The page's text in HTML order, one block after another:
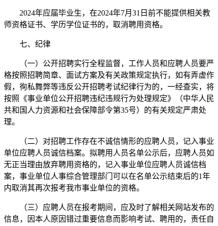
2024年应届毕业生，在2024年7月31日前不能提供相关教
师资格证书、学历学位证书的，取消聘用资格。
七、纪律
（一）公开招聘实行全程监督，工作人员和应聘人员要严
格按照招聘简章、面试方案及有关政策规定执行，如有弄虚作
假，徇私舞弊等违反公开招聘考试纪律行为的，一经查实，将
按照《事业单位公开招聘违纪违规行为处理规定》（中华人民
共和国人力资源和社会保障部令第35号）的有关规定严肃处
理。
（二）对招聘工作存在不诚信情形的应聘人员，记入事业
单位应聘人员诚信档案。拟聘用人员名单公示后，应聘人员如
无正当理由放弃聘用资格的，记入事业单位应聘人员诚信档
案，事业单位人事综合管理部门可以在名单公示结束后的1年
内取消其再次报考我市事业单位的资格。
（三）应聘人员在报考期间，应及时了解相关网站发布的
信息，因本人原因错过重要信息而影响考试、聘用的，责任自